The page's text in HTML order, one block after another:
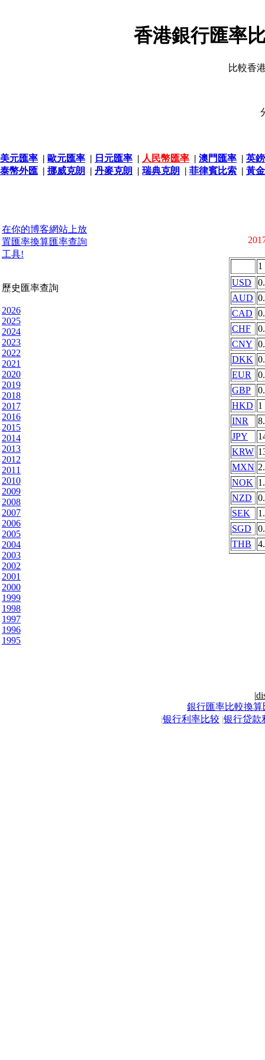
香港銀行匯率
比較香
美元匯率 | 歐元匯率 | 日元匯率 | 人民幣匯率 | 澳門匯率 | 英
泰幣外匯 | 挪威克朗 | 丹麥克朗 | 瑞典克朗 | 菲律賓比索 | 黃
在你的博客網站上放
置匯率換算匯率查詢
工具!
歷史匯率查詢
2026
2025
2024
2023
2022
2021
2020
2019
2018
2017
2016
2015
2014
2013
2012
2011
2010
2009
2008
2007
2006
2005
2004
2003
2002
2001
2000
1999
1998
1997
1996
1995
1
USD
AUD
CAD
CHF
CNY
DKK
EUR
GBP
HKD 1
INR
JPY
KRW
MXN
NOK
NZD
SEK
SGD
THB
|
銀行匯率比較換算
|银行利率比较 |银行贷款